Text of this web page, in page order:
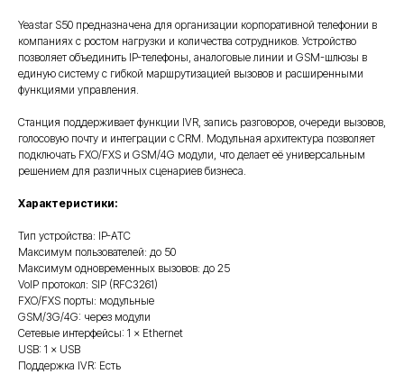
Yeastar S50 предназначена для организации корпоративной телефонии в
компаниях с ростом нагрузки и количества сотрудников. Устройство
позволяет объединить IP-телефоны, аналоговые линии и GSM-шлюзы в
единую систему с гибкой маршрутизацией вызовов и расширенными
функциями управления.
Станция поддерживает функции IVR, запись разговоров, очереди вызовов,
голосовую почту и интеграции с CRM. Модульная архитектура позволяет
подключать FXO/FXS и GSM/4G модули, что делает её универсальным
решением для различных сценариев бизнеса.
Характеристики:
Тип устройства: IP-АТС
Максимум пользователей: до 50
Максимум одновременных вызовов: до 25
VoIP протокол: SIP (RFC3261)
FXO/FXS порты: модульные
GSM/3G/4G: через модули
Сетевые интерфейсы: 1 × Ethernet
USB: 1 × USB
Поддержка IVR: Есть